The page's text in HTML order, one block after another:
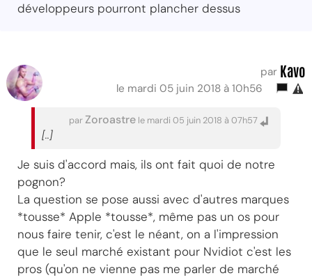
développeurs pourront plancher dessus
par Kavo
le mardi 05 juin 2018 à 10h56
parZoroastre le mardi 05 juin 2018 à 07h57
[..]
Je suis d'accord mais, ils ont fait quoi de notre
pognon?
La question se pose aussi avec d'autres marques
*tousse* Apple *tousse*, même pas un os pour
nous faire tenir, c'est le néant, on a l'impression
que le seul marché existant pour Nvidiot c'est les
pros (qu'on ne vienne pas me parler de marché